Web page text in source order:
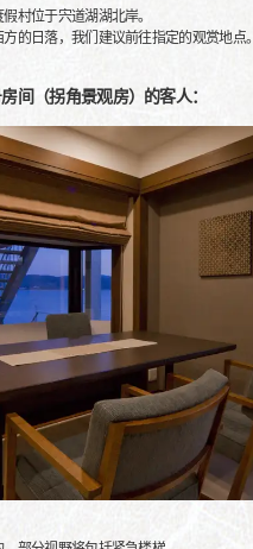
村位于宍道湖湖北岸。
的日落，我们建议前往指定的观赏地点。
间（拐角景观房）的客人：